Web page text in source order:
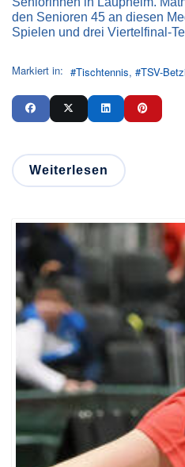
den Senioren 45 an diesen
Spielen und drei Viertelfinal-
Markiert in: Tischtennis TSV-
Weiterlesen